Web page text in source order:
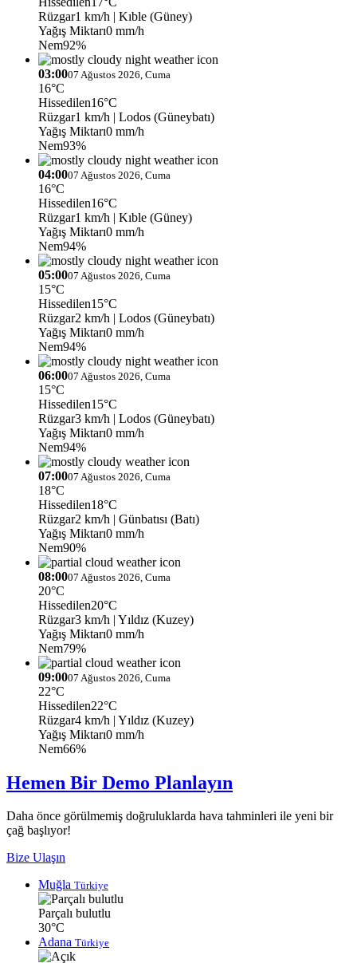
Rüzgar1 km/h | Kıble (Güney)
Yağış Miktarı0 mm/h
Nem92%
03:0007 Ağustos 2026, Cuma
16°C
Hissedilen16°C
Rüzgar1 km/h | Lodos (Güneybatı)
Yağış Miktarı0 mm/h
Nem93%
04:0007 Ağustos 2026, Cuma
16°C
Hissedilen16°C
Rüzgar1 km/h | Kıble (Güney)
Yağış Miktarı0 mm/h
Nem94%
05:0007 Ağustos 2026, Cuma
15°C
Hissedilen15°C
Rüzgar2 km/h | Lodos (Güneybatı)
Yağış Miktarı0 mm/h
Nem94%
06:0007 Ağustos 2026, Cuma
15°C
Hissedilen15°C
Rüzgar3 km/h | Lodos (Güneybatı)
Yağış Miktarı0 mm/h
Nem94%
07:0007 Ağustos 2026, Cuma
18°C
Hissedilen18°C
Rüzgar2 km/h | Günbatısı (Batı)
Yağış Miktarı0 mm/h
Nem90%
08:0007 Ağustos 2026, Cuma
20°C
Hissedilen20°C
Rüzgar3 km/h | Yıldız (Kuzey)
Yağış Miktarı0 mm/h
Nem79%
09:0007 Ağustos 2026, Cuma
22°C
Hissedilen22°C
Rüzgar4 km/h | Yıldız (Kuzey)
Yağış Miktarı0 mm/h
Nem66%
Hemen Bir Demo Planlayın
Daha önce görülmemiş doğruluklarda hava tahminleri ile yeni bir
çağ başlıyor!
Bize Ulaşın
Muğla Türkiye
Parçalı bulutlu
30°C
Adana Türkiye